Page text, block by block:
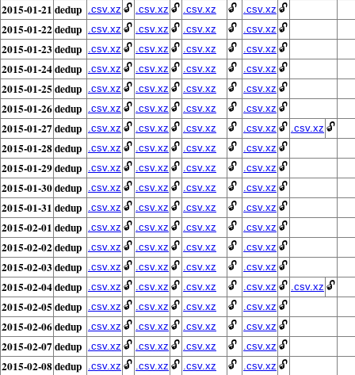
2015-01-21 dedup .csv.xz 🔓 .csv.xz 🔓 .csv.xz 🔓 .csv.xz 🔓
2015-01-22dedup .csv.xz 🔓 .csv.xz 🔓 .csv.xz 🔓 .csv.xz 🔓
2015-01-23dedup .csv.xz 🔓 .csv.xz 🔓 .csv.xz 🔓 .csv.xz 🔓
2015-01-24dedup .csv.xz 🔓 .csv.xz 🔓 .csv.xz 🔓 .csv.xz 🔓
2015-01-25 dedup .csv.xz 🔓 .csv.xz 🔓 .csv.xz 🔓 .csv.xz 🔓
2015-01-26dedup .csv.xz 🔓 .csv.xz 🔓 .csv.xz 🔓 .csv.xz 🔓
2015-01-27dedup .csv.xz 🔓 .csv.xz 🔓 .csv.xz 🔓 .csv.xz 🔓 .csv.xz 🔓
2015-01-28dedup .csv.xz 🔓 .csv.xz 🔓 .csv.xz 🔓 .csv.xz 🔓
2015-01-29dedup .csv.xz 🔓 .csv.xz 🔓 .csv.xz 🔓 .csv.xz 🔓
2015-01-30dedup .csv.xz 🔓 .csv.xz 🔓 .csv.xz 🔓 .csv.xz 🔓
2015-01-31 dedup .csv.xz 🔓 .csv.xz 🔓 .csv.xz 🔓 .csv.xz 🔓
2015-02-01 dedup .csv.xz 🔓 .csv.xz 🔓 .csv.xz 🔓 .csv.xz 🔓
2015-02-02dedup .csv.xz 🔓 .csv.xz 🔓 .csv.xz 🔓 .csv.xz 🔓
2015-02-03dedup .csv.xz 🔓 .csv.xz 🔓 .csv.xz 🔓 .csv.xz 🔓
2015-02-04dedup .csv.xz 🔓 .csv.xz 🔓 .csv.xz 🔓 .csv.xz 🔓 .csv.xz 🔓
2015-02-05 dedup .csv.xz 🔓 .csv.xz 🔓 .csv.xz 🔓 .csv.xz 🔓
2015-02-06dedup .csv.xz 🔓 .csv.xz 🔓 .csv.xz 🔓 .csv.xz 🔓
2015-02-07dedup .csv.xz 🔓 .csv.xz 🔓 .csv.xz 🔓 .csv.xz 🔓
2015-02-08dedup .csv.xz 🔓 .csv.xz 🔓 .csv.xz 🔓 .csv.xz 🔓